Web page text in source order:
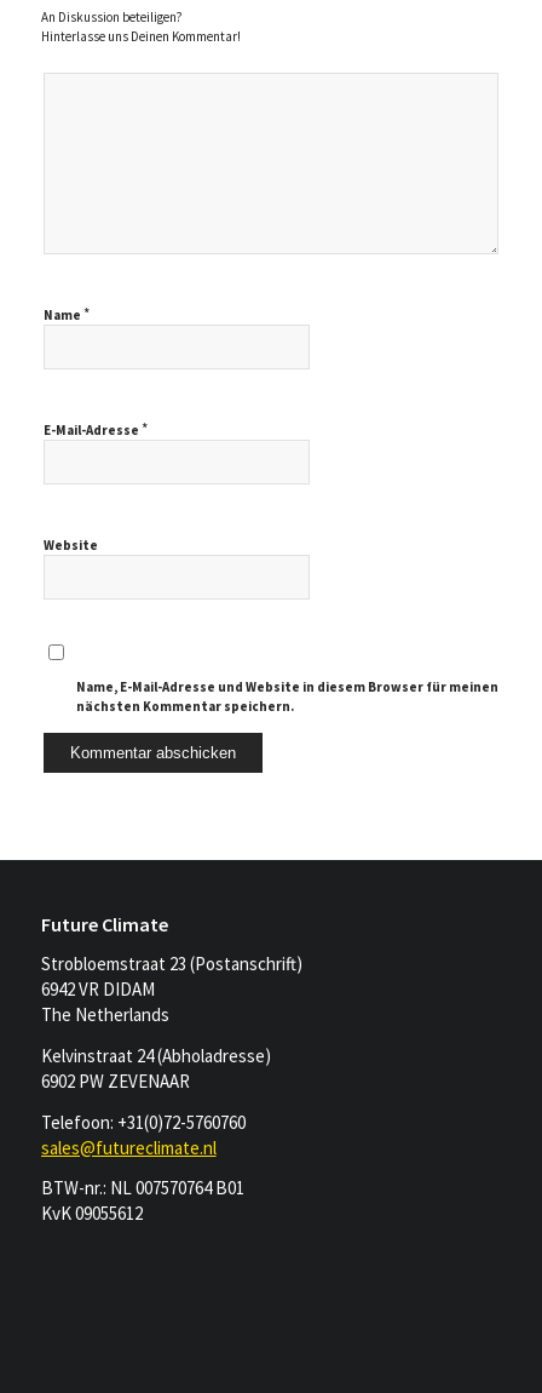
An Diskussion beteiligen?
Hinterlasse uns Deinen Kommentar!
Name *
E-Mail-Adresse *
Website
Name, E-Mail-Adresse und Website in diesem Browser für meinen
nächsten Kommentar speichern.
Future Climate
Strobloemstraat 23 (Postanschrift)
6942 VR DIDAM
The Netherlands
Kelvinstraat 24 (Abholadresse)
6902 PW ZEVENAAR
Telefoon: +31(0)72-5760760
sales@futureclimate.nl
BTW-nr.: NL 007570764 B01
KvK 09055612